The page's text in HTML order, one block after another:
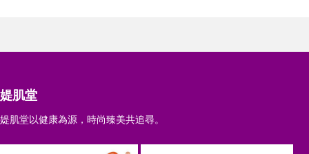
媞肌堂
媞肌堂以健康為源，時尚臻美共追尋。